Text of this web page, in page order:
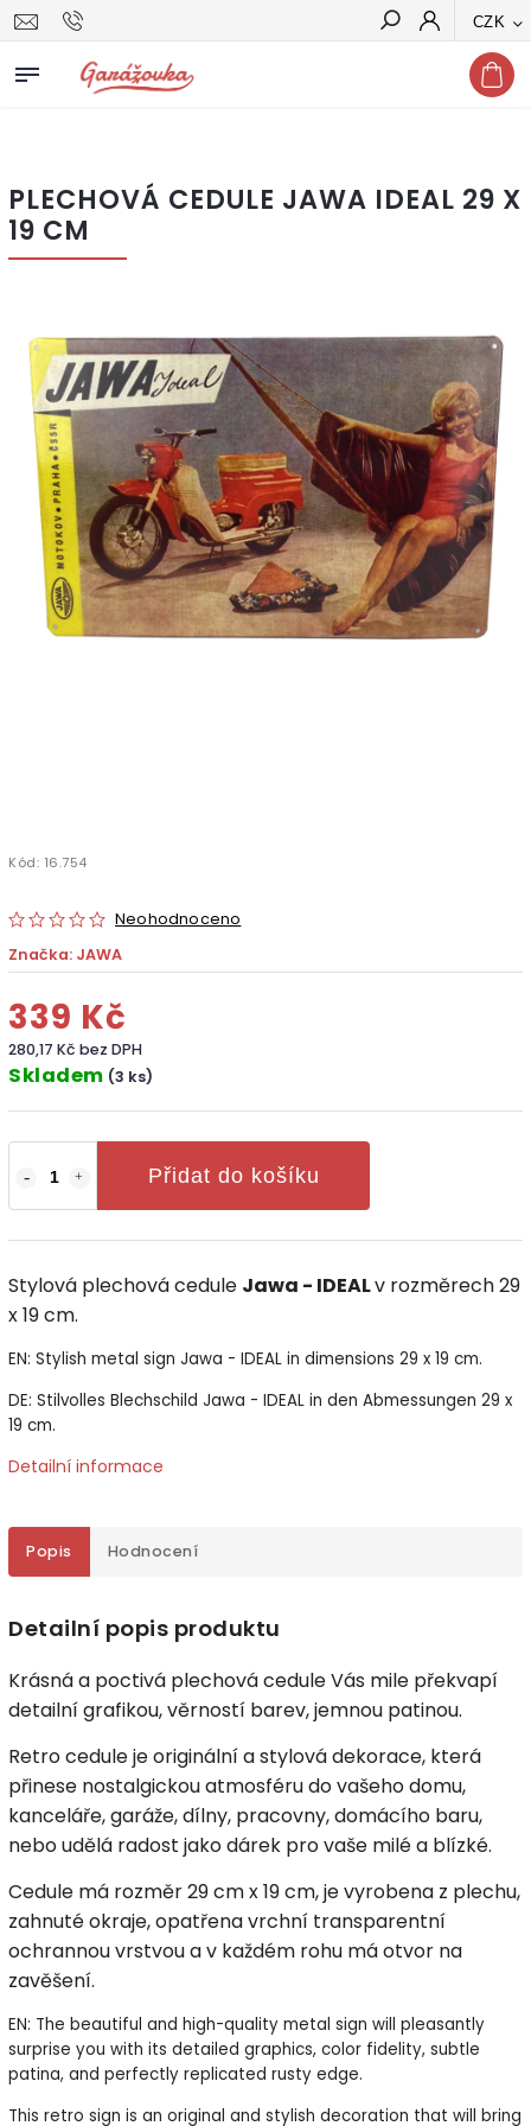
CZK
Hledat
PLECHOVÁ CEDULE JAWA IDEAL 29 X
19 CM
Kód: 16.754
Neohodnoceno
Značka: JAWA
339 Kč
280,17 Kč bez DPH
Skladem (3 ks)
Přidat do košíku
Stylová plechová cedule Jawa - IDEALv rozměrech 29
x 19 cm.
EN: Stylish metal sign Jawa - IDEAL in dimensions 29 x 19 cm.
DE: Stilvolles Blechschild Jawa - IDEAL in den Abmessungen 29 x
19 cm.
Detailní informace
Popis Hodnocení
Detailní popis produktu
Krásná a poctivá plechová cedule Vás mile překvapí
detailní grafikou, věrností barev, jemnou patinou.
Retro cedule je originální a stylová dekorace, která
přinese nostalgickou atmosféru do vašeho domu,
kanceláře, garáže, dílny, pracovny, domácího baru,
nebo udělá radost jako dárek pro vaše milé a blízké.
Cedule má rozměr 29 cm x 19 cm, je vyrobena z plechu,
zahnuté okraje, opatřena vrchní transparentní
ochrannou vrstvou a v každém rohu má otvor na
zavěšení.
EN: The beautiful and high-quality metal sign will pleasantly
surprise you with its detailed graphics, color fidelity, subtle
patina, and perfectly replicated rusty edge.
This retro sign is an original and stylish decoration that will bring